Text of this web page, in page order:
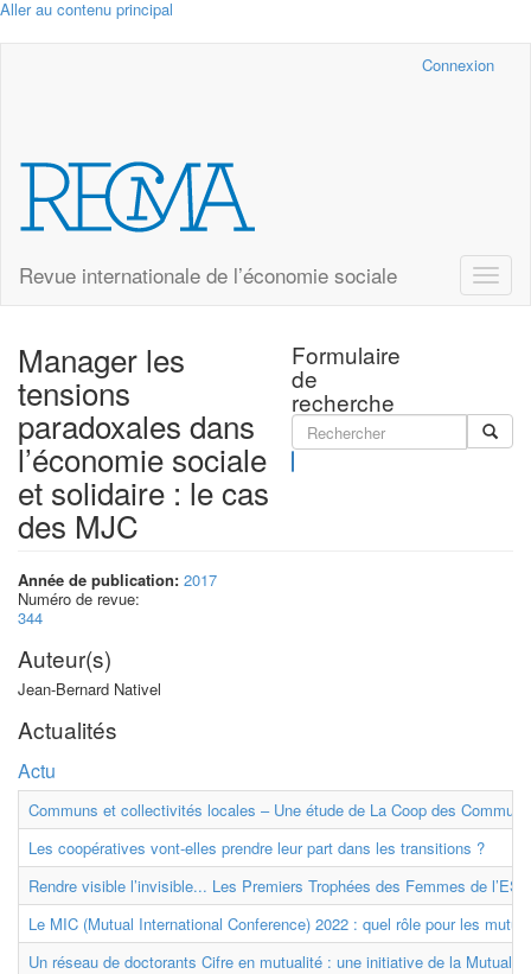
Aller au contenu principal
Connexion
Revue internationale de l’économie sociale
Toggle
Formulaire
de
recherche
Manager les
tensions
paradoxales dans
l’économie sociale
et solidaire : le cas
des MJC
Année de publication: 2017
Numéro de revue:
344
Auteur(s)
Jean-Bernard Nativel
Actualités
Actu
Communs et collectivités locales – Une étude de La Coop des
Les coopératives vont-elles prendre leur part dans les transitions ?
Rendre visible l’invisible... Les Premiers Trophées des Femmes de
Le MIC (Mutual International Conference) 2022 : quel rôle pour les
Un réseau de doctorants Cifre en mutualité : une initiative de la